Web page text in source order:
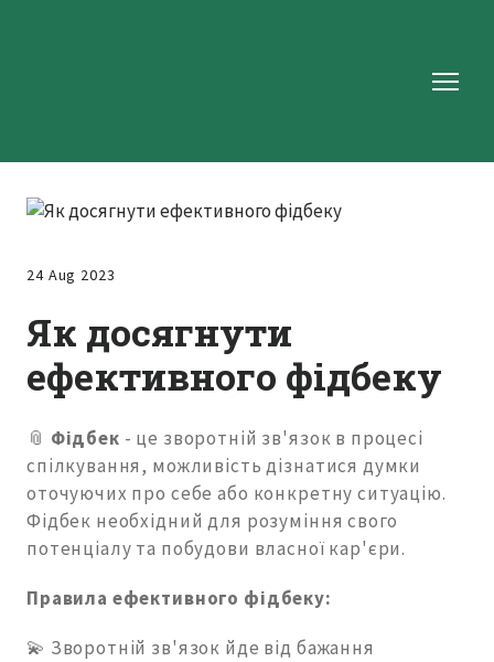
24 Aug 2023
Як досягнути
ефективного фідбеку
📎 Фідбек - це зворотній зв'язок в процесі
спілкування, можливість дізнатися думки
оточуючих про себе або конкретну ситуацію.
Фідбек необхідний для розуміння свого
потенціалу та побудови власної кар'єри.
Правила ефективного фідбеку:
💫 Зворотній зв'язок йде від бажання